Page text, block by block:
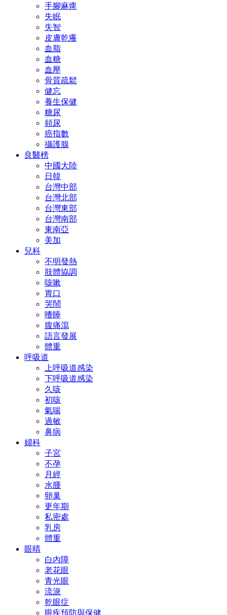
手腳麻痺
失眠
失智
皮膚乾癢
血脂
血糖
血壓
骨質疏鬆
健忘
養生保健
糖尿
頻尿
癌指數
攝護腺
良醫榜
中國大陸
日韓
台灣中部
台灣北部
台灣東部
台灣南部
東南亞
美加
兒科
不明發熱
肢體協調
咳嗽
胃口
哭鬧
嗜睡
腹痛瀉
語言發展
體重
呼吸道
上呼吸道感染
下呼吸道感染
久咳
初咳
氣喘
過敏
鼻病
婦科
子宮
不孕
月經
水腫
卵巢
更年期
私密處
乳房
體重
眼晴
白內障
老花眼
青光眼
流淚
乾眼症
眼疾預防與保健